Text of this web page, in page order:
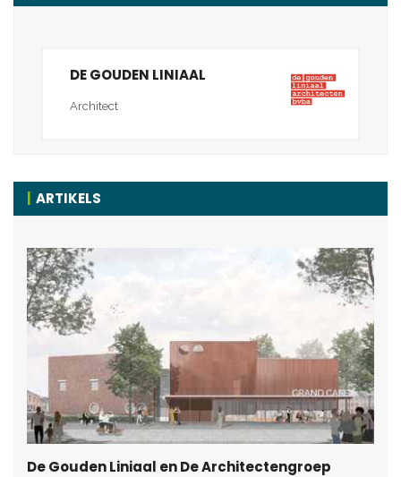
DE GOUDEN LINIAAL
Architect
ARTIKELS
De Gouden Liniaal en De Architectengroep